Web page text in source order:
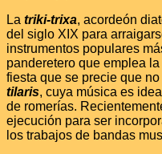
La triki-trixa, acordeón
del siglo XIX para
instrumentos populares
panderetero que emplea
fiesta que se precie que
tilaris, cuya música es
de romerías.
ejecución para ser
los trabajos de bandas